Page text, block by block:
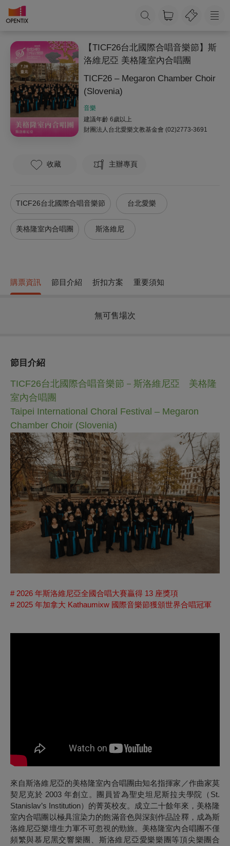
【TICF26台北國際合唱音樂節】斯
洛維尼亞 美格隆室內合唱團
TICF26 – Megaron Chamber Choir
(Slovenia)
音樂
建議年齡 6歲以上
財團法人台北愛樂文教基金會 (02)2773-3691
收藏 主辦專頁
TICF26台北國際合唱音樂節 台北愛樂
美格隆室內合唱團 斯洛維尼
購票資訊 節目介紹 折扣方案 重要須知
無可售場次
節目介紹
TICF26台北國際合唱音樂節－斯洛維尼亞 美格隆
室內合唱團
Taipei International Choral Festival – Megaron
Chamber Choir (Slovenia)
# 2026 年斯洛維尼亞全國合唱大賽贏得 13 座獎項
# 2025 年加拿大 Kathaumixw 國際音樂節獲頒世界合唱冠軍
來自斯洛維尼亞的美格隆室內合唱團由知名指揮家／作曲家莫
契尼克於 2003 年創立。團員皆為聖史坦尼斯拉夫學院（St.
Stanislav’s Institution）的菁英校友。成立二十餘年來，美格隆
室內合唱團以極具渲染力的飽滿音色與深刻作品詮釋，成為斯
洛維尼亞樂壇生力軍不可忽視的勁旅。美格隆室內合唱團不僅
頻繁與慕尼黑交響樂團、斯洛維尼亞愛樂樂團等頂尖樂團合